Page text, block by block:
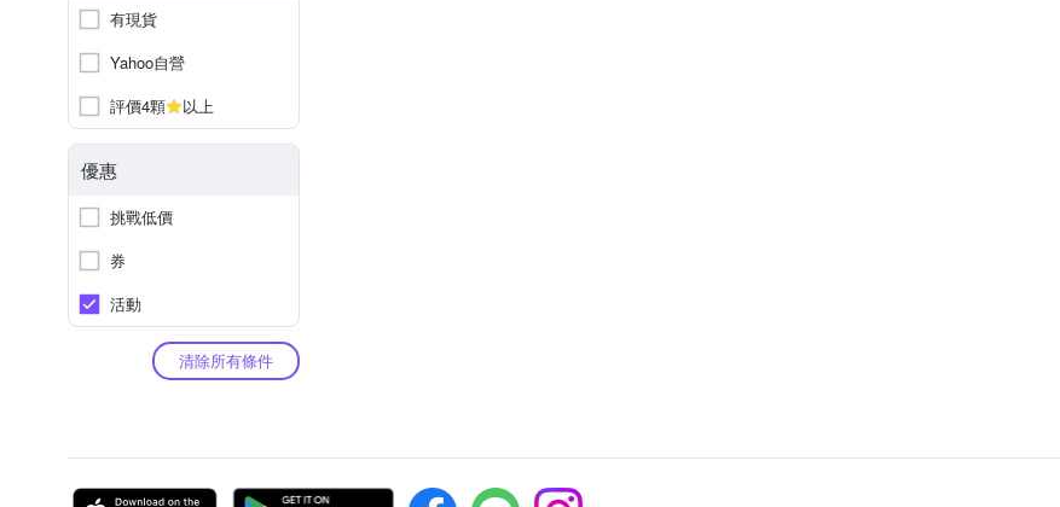
有現貨
Yahoo自營
評價4顆
以上
優惠
挑戰低價
券
活動
清除所有條件